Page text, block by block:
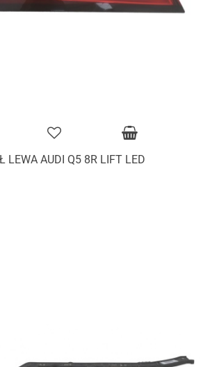
LEWA AUDI Q5 8R LIFT LED